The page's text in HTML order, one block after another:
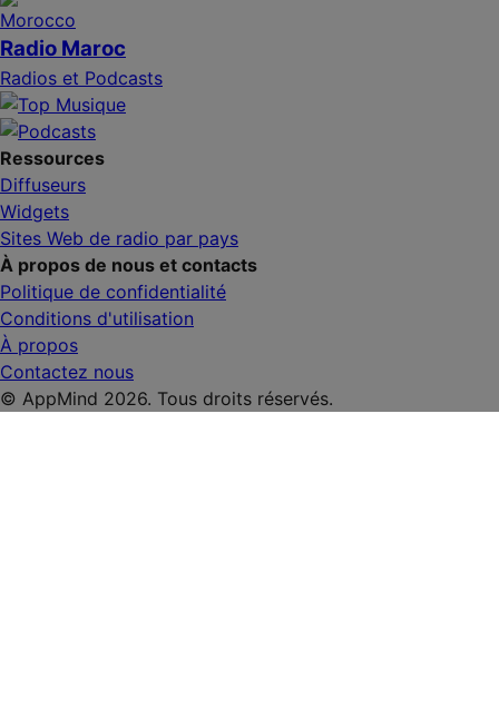
Radio Maroc
Radios et Podcasts
Ressources
Diffuseurs
Widgets
Sites Web de radio par pays
À propos de nous et contacts
Politique de confidentialité
Conditions d'utilisation
À propos
Contactez nous
© AppMind 2026. Tous droits réservés.